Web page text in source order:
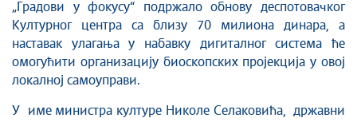
„Градови у фокусу“ подржало обнову деспотовачког
Културног центра са близу 70 милиона динара, а
наставак улагања у набавку дигиталног система ће
омогућити организацију биоскопских пројекција у овој
локалној самоуправи.
У име министра културе Николе Селаковића, државни